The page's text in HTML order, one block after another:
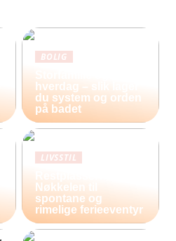
BOLIG
hverdag – slik lager
du system og orden
på badet
LIVSSTIL
Nøkkelen til
spontane og
rimelige ferieeventyr